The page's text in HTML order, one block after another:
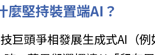
麼堅持裝置端AI？
巨頭爭相發展生成式AI（